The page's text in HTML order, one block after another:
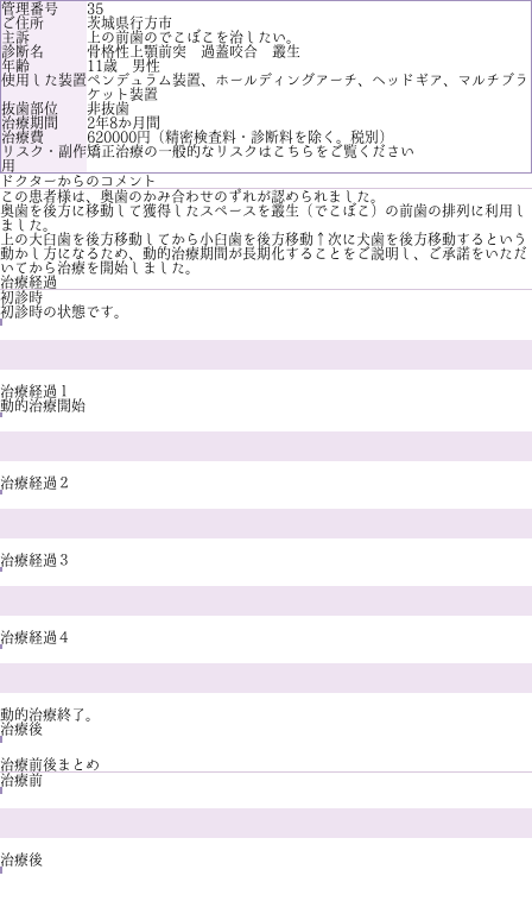
管理番号
35
ご住所
茨城県行方市
主訴
上の前歯のでこぼこを治したい。
診断名
骨格性上顎前突 過蓋咬合 叢生
年齢
11歳 男性
使用した装置ペンデュラム装置、ホールディングアーチ、ヘッドギア、マルチブラ
ケット装置
抜歯部位
非抜歯
治療期間
2年8か月間
治療費
620000円（精密検査料・診断料を除く。税別）
リスク・副作
用
矯正治療の一般的なリスクは こちら をご覧ください
ドクターからのコメント
この患者様は、奥歯のかみ合わせのずれが認められました。
奥歯を後方に移動して獲得したスペースを叢生（でこぼこ）の前歯の排列に利用し
ました。
上の大臼歯を後方移動してから小臼歯を後方移動→次に犬歯を後方移動するという
動かし方になるため、動的治療期間が長期化することをご説明し、ご承諾をいただ
いてから治療を開始しました。
治療経過
初診時
初診時の状態です。
治療経過１
動的治療開始
治療経過２
治療経過３
治療経過４
動的治療終了。
治療後
治療前後まとめ
治療前
治療後